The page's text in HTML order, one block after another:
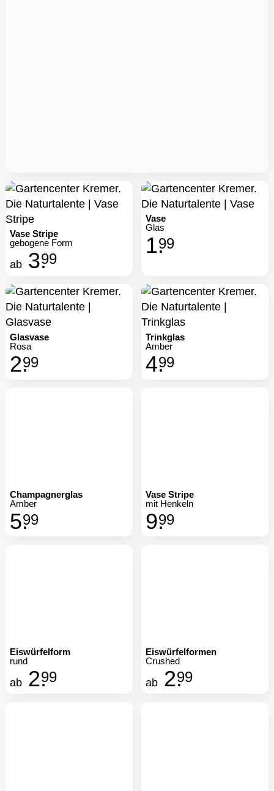
Vase Stripe
gebogene Form
ab 3.99
Vase
Glas
1.99
Glasvase
Rosa
2.99
Trinkglas
Amber
4.99
Vase Stripe
mit Henkeln
9.99
Eiswürfelform
rund
ab 2.99
Eiswürfelformen
Crushed
ab2.99